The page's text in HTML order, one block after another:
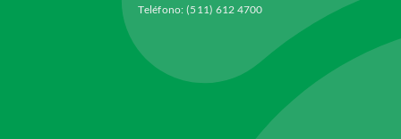
Teléfono: (511) 612 4700